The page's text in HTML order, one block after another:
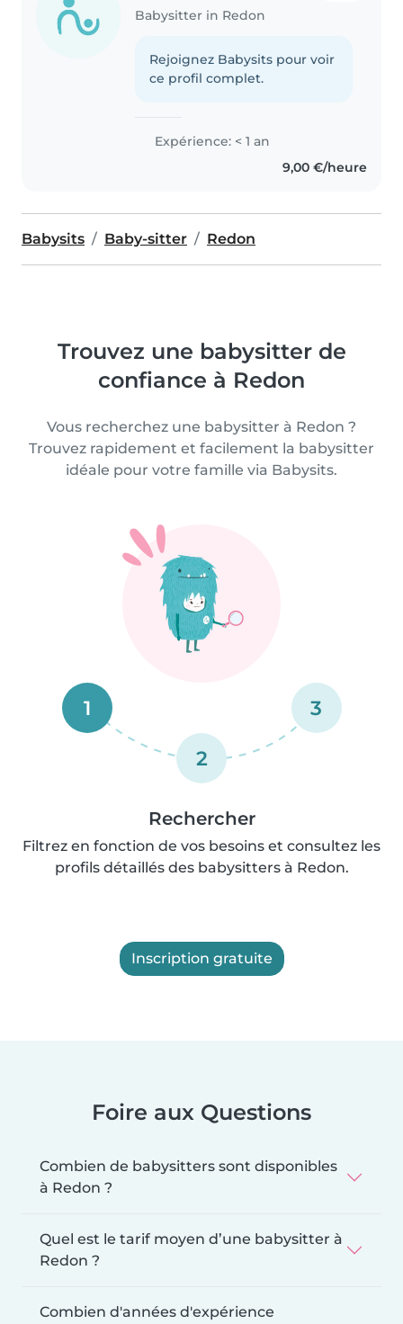
Babysitter in Redon
Rejoignez Babysits pour voir
ce profil complet.
Expérience: < 1 an
9,00 €/heure
Babysits Baby-sitter Redon
Trouvez une babysitter de
confiance à Redon
Vous recherchez une babysitter à Redon ?
Trouvez rapidement et facilement la babysitter
idéale pour votre famille via Babysits.
1
2
3
Rechercher
Filtrez en fonction de vos besoins et consultez les
profils détaillés des babysitters à Redon.
Inscription gratuite
Foire aux Questions
Combien de babysitters sont disponibles
à Redon ?
Quel est le tarif moyen d’une babysitter à
Redon ?
Combien d'années d'expérience